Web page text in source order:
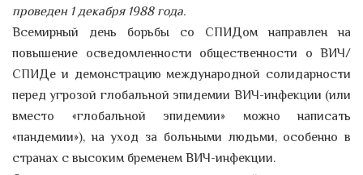
проведен 1 декабря 1988 года.
Всемирный день борьбы со СПИДом направлен на
повышение осведомленности общественности о ВИЧ/
СПИДе и демонстрацию международной солидарности
перед угрозой глобальной эпидемии ВИЧ-инфекции (или
вместо «глобальной эпидемии» можно написать
«пандемии»), на уход за больными людьми, особенно в
странах с высоким бременем ВИЧ-инфекции.